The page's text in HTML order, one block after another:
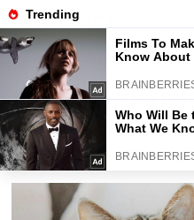
Fajntip.cz Magazín
Rozumí kočka
odhalili pravdu,
pohled na